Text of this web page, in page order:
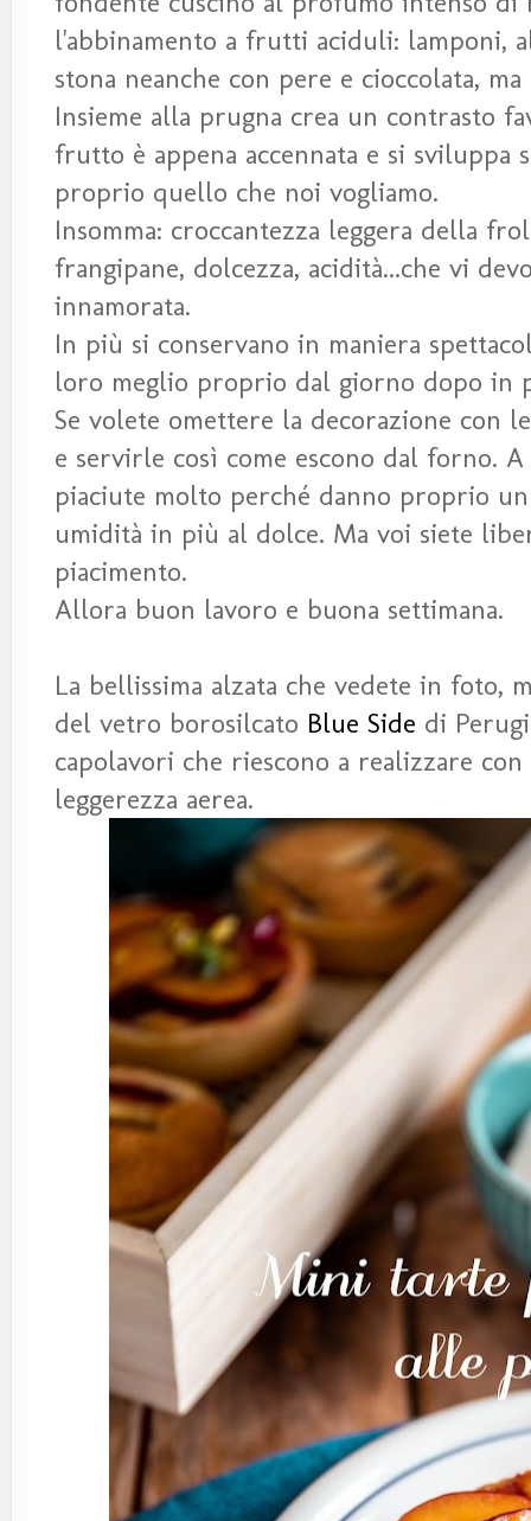
l'abbinamento a frutti aciduli: lamponi,
stona neanche con pere e cioccolata,
Insieme alla prugna crea un contrasto
frutto è appena accennata e si
proprio quello che noi vogliamo.
Insomma: croccantezza leggera della
frangipane, dolcezza, acidità...che vi
innamorata.
In più si conservano in maniera
loro meglio proprio dal giorno dopo in
Se volete omettere la decorazione con
e servirle così come escono dal forno.
piaciute molto perché danno proprio
umidità in più al dolce. Ma voi siete
piacimento.
Allora buon lavoro e buona settimana.
La bellissima alzata che vedete in foto,
del vetro borosilcato Blue Side di
capolavori che riescono a realizzare
leggerezza aerea.